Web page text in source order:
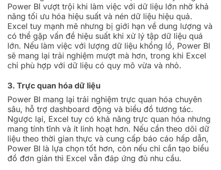
Power BI vượt trội khi làm việc với dữ liệu lớn nhờ khả
năng tối ưu hóa hiệu suất và nén dữ liệu hiệu quả.
Excel tuy mạnh mẽ nhưng bị giới hạn về dung lượng và
có thể gặp vấn đề hiệu suất khi xử lý tập dữ liệu quá
lớn. Nếu làm việc với lượng dữ liệu khổng lồ, Power BI
sẽ mang lại trải nghiệm mượt mà hơn, trong khi Excel
chỉ phù hợp với dữ liệu có quy mô vừa và nhỏ.
3. Trực quan hóa dữ liệu
Power BI mang lại trải nghiệm trực quan hóa chuyên
sâu, hỗ trợ dashboard động và biểu đồ tương tác.
Ngược lại, Excel tuy có khả năng trực quan hóa nhưng
mang tính tĩnh và ít linh hoạt hơn. Nếu cần theo dõi dữ
liệu theo thời gian thực và cung cấp báo cáo hấp dẫn,
Power BI là lựa chọn tốt hơn, còn nếu chỉ cần tạo biểu
đồ đơn giản thì Excel vẫn đáp ứng đủ nhu cầu.